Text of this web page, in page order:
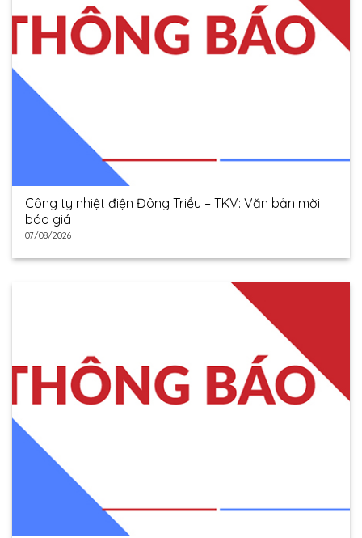
Công ty nhiệt điện Đông Triều – TKV: Văn bản mời
báo giá
07/08/2026